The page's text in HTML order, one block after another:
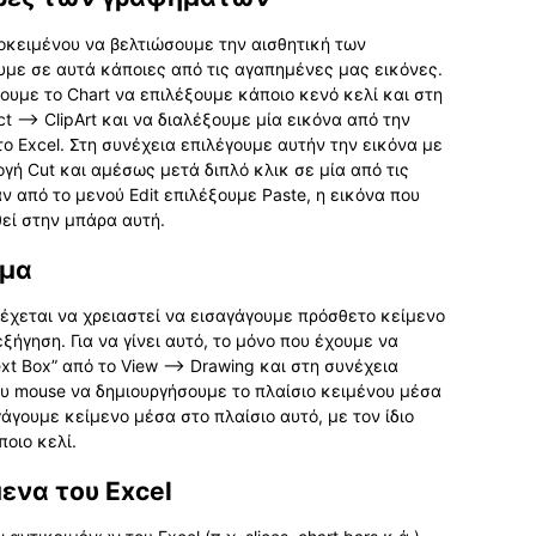
να βελτιώσουμε την αισθητική των
σε αυτά κάποιες από τις αγαπημένες μας εικόνες.
το Chart να επιλέξουμε κάποιο κενό κελί και στη
ClipArt και να διαλέξουμε μία εικόνα από την
Στη συνέχεια επιλέγουμε αυτήν την εικόνα με
Cut και αμέσως μετά διπλό κλικ σε μία από τις
από το μενού Edit επιλέξουμε Paste, η εικόνα που
στην μπάρα αυτή.
να χρειαστεί να εισαγάγουμε πρόσθετο κείμενο
Για να γίνει αυτό, το μόνο που έχουμε να
Box” από το View —> Drawing και στη συνέχεια
να δημιουργήσουμε το πλαίσιο κειμένου μέσα
κείμενο μέσα στο πλαίσιο αυτό, με τον ίδιο
κελί.
του Excel